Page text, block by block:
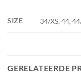
SIZE 34/XS, 44,
GERELATEERDE